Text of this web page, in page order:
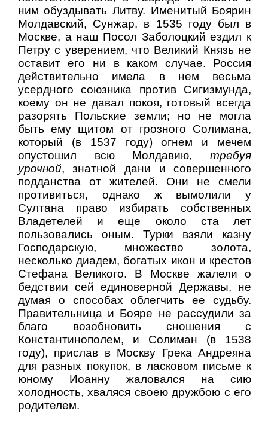
ним обуздывать Литву. Именитый Боярин
Молдавский, Сунжар, в 1535 году был в
Москве, а наш Посол Заболоцкий ездил к
Петру с уверением, что Великий Князь не
оставит его ни в каком случае. Россия
действительно имела в нем весьма
усердного союзника против Сигизмунда,
коему он не давал покоя, готовый всегда
разорять Польские земли; но не могла
быть ему щитом от грозного Солимана,
который (в 1537 году) огнем и мечем
опустошил всю Молдавию,требуя
урочной, знатной дани и совершенного
подданства от жителей. Они не смели
противиться, однако ж вымолили у
Султана право избирать собственных
Владетелей и еще около ста лет
пользовались оным. Турки взяли казну
Господарскую, множество золота,
несколько диадем, богатых икон и крестов
Стефана Великого. В Москве жалели о
бедствии сей единоверной Державы, не
думая о способах облегчить ее судьбу.
Правительница и Бояре не рассудили за
благо возобновить сношения с
Константинополем, и Солиман (в 1538
году), прислав в Москву Грека Андреяна
для разных покупок, в ласковом письме к
юному Иоанну жаловался на сию
холодность, хваляся своею дружбою с его
родителем.